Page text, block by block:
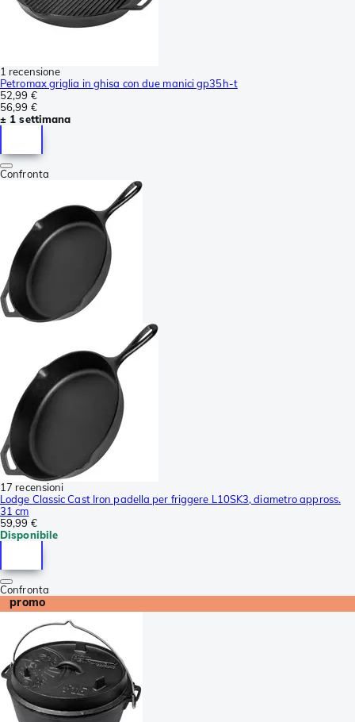
1 recensione
Petromax griglia in ghisa con due manici gp35h-t
52,99 €
56,99 €
± 1 settimana
Confronta
17 recensioni
Lodge Classic Cast Iron padella per friggere L10SK3, diametro appross.
31 cm
59,99 €
Disponibile
Confronta
promo